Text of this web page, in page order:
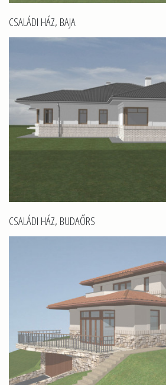
CSALÁDI HÁZ, BAJA
CSALÁDI HÁZ, BUDAŐRS